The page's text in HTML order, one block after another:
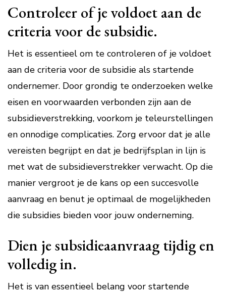
Controleer of je voldoet aan de
criteria voor de subsidie.
Het is essentieel om te controleren of je voldoet
aan de criteria voor de subsidie als startende
ondernemer. Door grondig te onderzoeken welke
eisen en voorwaarden verbonden zijn aan de
subsidieverstrekking, voorkom je teleurstellingen
en onnodige complicaties. Zorg ervoor dat je alle
vereisten begrijpt en dat je bedrijfsplan in lijn is
met wat de subsidieverstrekker verwacht. Op die
manier vergroot je de kans op een succesvolle
aanvraag en benut je optimaal de mogelijkheden
die subsidies bieden voor jouw onderneming.
Dien je subsidieaanvraag tijdig en
volledig in.
Het is van essentieel belang voor startende